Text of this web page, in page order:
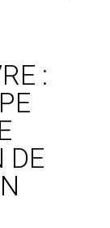
:
DE